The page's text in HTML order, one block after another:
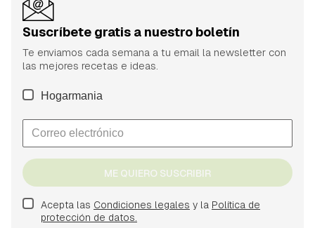
Suscríbete gratis a nuestro boletín
Te enviamos cada semana a tu email la newsletter con
las mejores recetas e ideas.
Hogarmania
ME QUIERO SUSCRIBIR
Acepta las Condiciones legales y la Política de
protección de datos.